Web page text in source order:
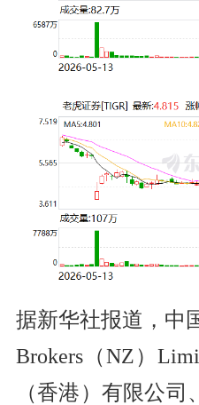
据新华社报道，中
Brokers（NZ）
（香港）有限公司